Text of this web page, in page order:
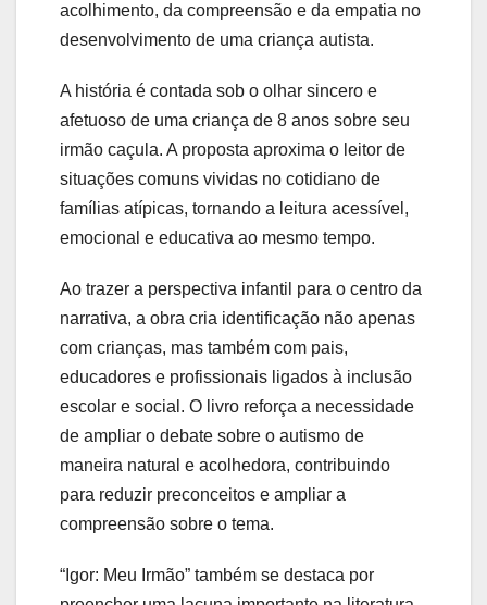
acolhimento, da compreensão e da empatia no
desenvolvimento de uma criança autista.
A história é contada sob o olhar sincero e
afetuoso de uma criança de 8 anos sobre seu
irmão caçula. A proposta aproxima o leitor de
situações comuns vividas no cotidiano de
famílias atípicas, tornando a leitura acessível,
emocional e educativa ao mesmo tempo.
Ao trazer a perspectiva infantil para o centro da
narrativa, a obra cria identificação não apenas
com crianças, mas também com pais,
educadores e profissionais ligados à inclusão
escolar e social. O livro reforça a necessidade
de ampliar o debate sobre o autismo de
maneira natural e acolhedora, contribuindo
para reduzir preconceitos e ampliar a
compreensão sobre o tema.
“Igor: Meu Irmão” também se destaca por